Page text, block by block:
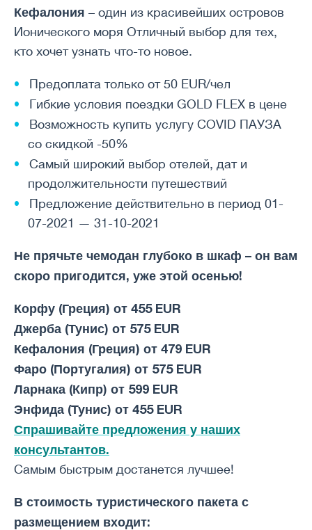
Кефалония – один из красивейших островов
Ионического моря Отличный выбор для тех,
кто хочет узнать что-то новое.
Предоплата только от 50 EUR/чел
Гибкие условия поездки GOLD FLEX в цене
Возможность купить услугу COVID ПАУЗА
со скидкой -50%
Самый широкий выбор отелей, дат и
продолжительности путешествий
Предложение действительно в период 01-
07-2021 — 31-10-2021
Не прячьте чемодан глубоко в шкаф – он вам
скоро пригодится, уже этой осенью!
Корфу (Греция) от 455 EUR
Джерба (Тунис) от 575 EUR
Кефалония (Греция) от 479 EUR
Фаро (Португалия) от 575 EUR
Ларнака (Кипр) от 599 EUR
Энфида (Тунис) от 455 EUR
Спрашивайте предложения у наших
консультантов.
Самым быстрым достанется лучшее!
В стоимость туристического пакета с
размещением входит: